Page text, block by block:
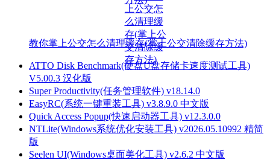
教你掌上公交怎么清理缓存(掌上公交清除缓存方法)
ATTO Disk Benchmark(硬盘U盘存储卡速度测试工具)
V5.00.3 汉化版
Super Productivity(任务管理软件) v18.14.0
EasyRC(系统一键重装工具) v3.8.9.0 中文版
Quick Access Popup(快速启动器工具) v12.3.0.0
NTLite(Windows系统优化安装工具) v2026.05.10992 精简
版
Seelen UI(Windows桌面美化工具) v2.6.2 中文版